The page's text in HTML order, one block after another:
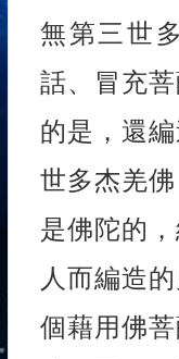
無第三世
話、冒充
的是，還
世多杰羌
是佛陀的
人而編造
個藉用佛